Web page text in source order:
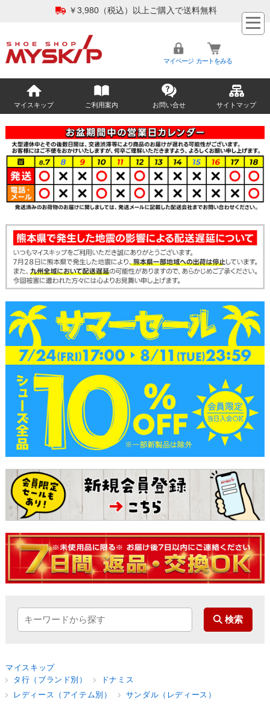
￥3,980（税込）以上ご購入で送料無料
マイページ カートをみる
マイスキップ ご利用案内 お問い合せ サイトマップ
マイスキップ
タ行（ブランド別）
ドナミス
レディース（アイテム別）
サンダル（レディース）